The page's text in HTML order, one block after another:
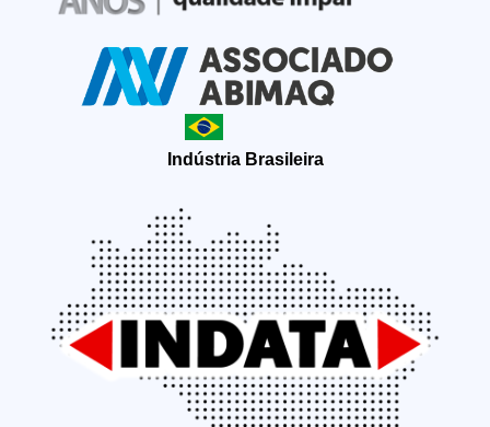
Indústria Brasileira